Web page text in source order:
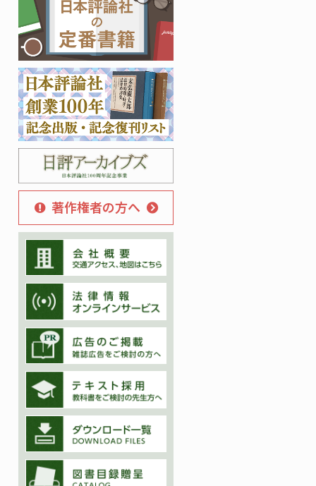
著作権者の方へ